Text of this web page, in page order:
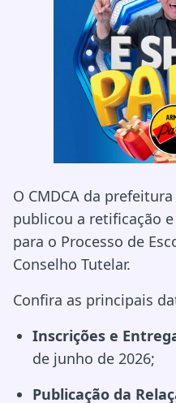
O CMDCA da
publicou a retificação
para o Processo de
Conselho Tutelar.
Confira as principais
Inscrições e
de junho de 2026;
Publicação da